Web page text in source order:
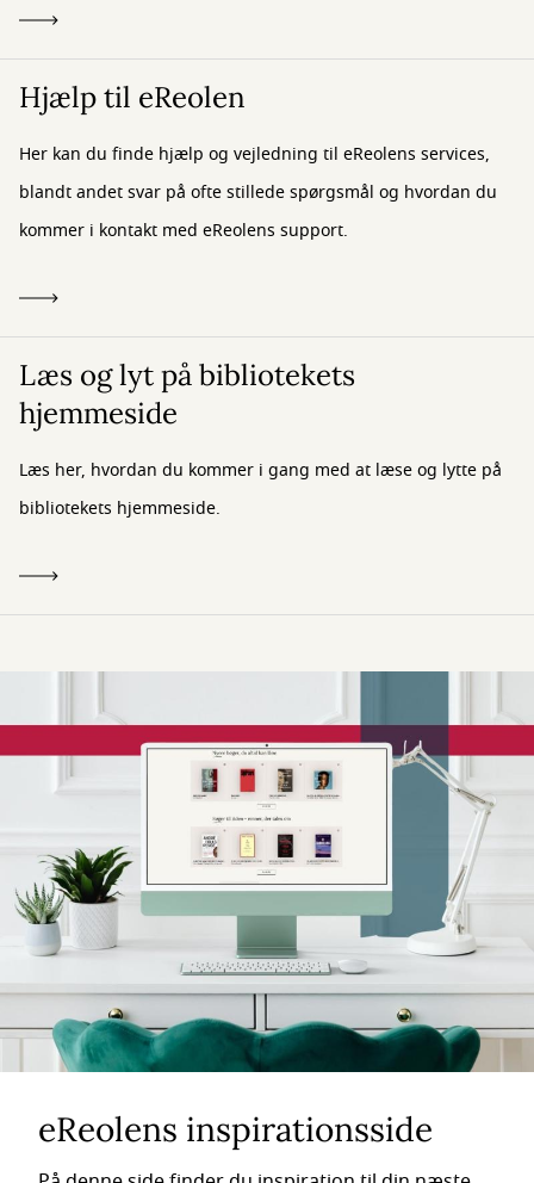
Hjælp til eReolen
Her kan du finde hjælp og vejledning til eReolens services,
blandt andet svar på ofte stillede spørgsmål og hvordan du
kommer i kontakt med eReolens support.
Læs og lyt på bibliotekets
hjemmeside
Læs her, hvordan du kommer i gang med at læse og lytte på
bibliotekets hjemmeside.
eReolens inspirationsside